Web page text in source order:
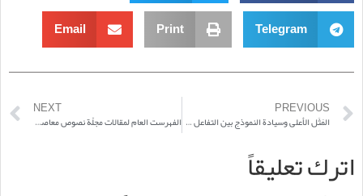
Telegram
Print
Email
PREVIOUS
المَثَل الأعلى وسيادة النموذج بين التفاعل والانفعال / السيّدة الزهراء (سلام الله عليها) أنموذجاً
NEXT
الفهرست العام لمقالات مجلّة نصوص معاصرة، الأعداد 0 ـ 68 + المحاور + كتب المجلة (pdf للتحميل)
اترك تعليقاً